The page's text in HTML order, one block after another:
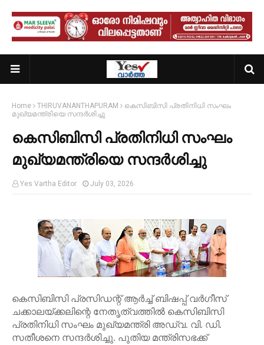
Home THIRUVANANTHAPURAM
കെസിബിസി പ്രതിനിധി സംഘം
മുഖ്യമന്ത്രിയെ സന്ദർശിച്ചു
കെസിബിസി പ്രതിനിധി സംഘം
മുഖ്യമന്ത്രിയെ സന്ദർശിച്ചു
Yes Vartha Editor July 03, 2026
കെസിബിസി പ്രസിഡന്റ് ആർച്ച് ബിഷപ്പ് വർഗീസ്
ചക്കാലയ്ക്കലിന്റെ നേതൃത്വത്തിൽ കെസിബിസി
പ്രതിനിധി സംഘം മുഖ്യമന്ത്രി അഡ്വ. വി. ഡി.
സതീശനെ സന്ദർശിച്ചു. പുതിയ മന്ത്രിസഭക്ക്